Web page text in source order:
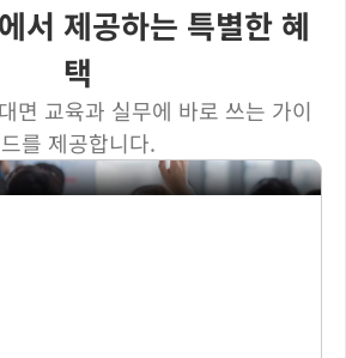
서 제공하는 특별한 혜
택
면 교육과 실무에 바로 쓰는 가이
드를 제공합니다.
하는 플로우 대면 컨설팅 교육
하는  대면 교육을 통해 조직에 맞는 업무
용 전략을 구체적으로 안내합니다.